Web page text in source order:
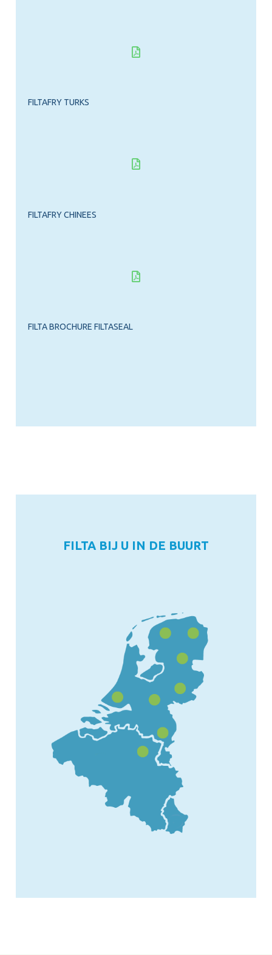
FILTAFRY TURKS
FILTAFRY CHINEES
FILTA BROCHURE FILTASEAL
FILTA BIJ U IN DE BUURT